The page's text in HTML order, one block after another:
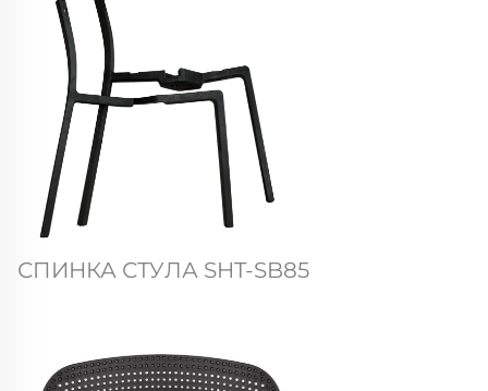
СПИНКА СТУЛА SHT-SB85